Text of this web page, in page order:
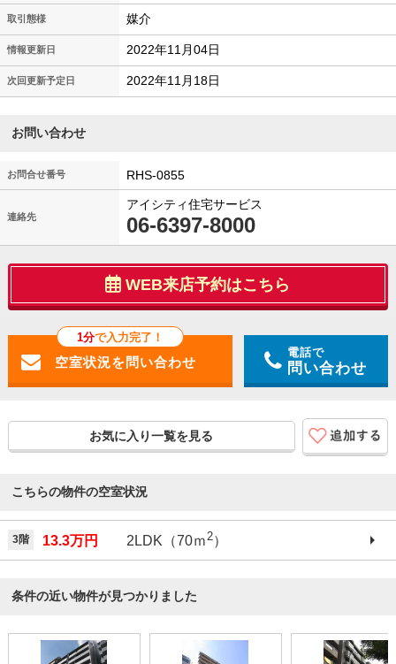
取引態様 媒介
情報更新日 2022年11月04日
次回更新予定日 2022年11月18日
お問い合わせ
お問合せ番号 RHS-0855
連絡先
アイシティ住宅サービス
06-6397-8000
WEB来店予約はこちら
1分で入力完了！
電話で
問い合わせ
お気に入り一覧を見る
こちらの物件の空室状況
3階 13.3万円 2LDK（70ｍ 2）
条件の近い物件が見つかりました